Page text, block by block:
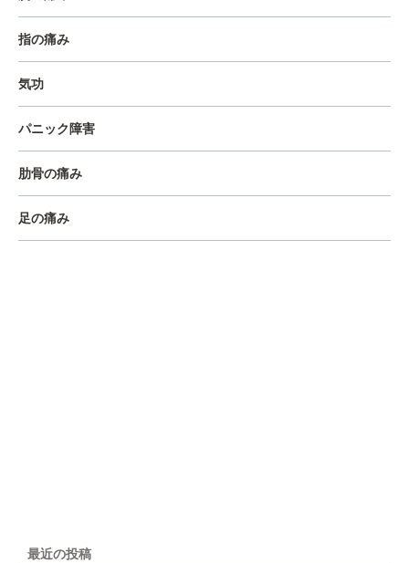
指の痛み
気功
パニック障害
肋骨の痛み
足の痛み
最近の投稿